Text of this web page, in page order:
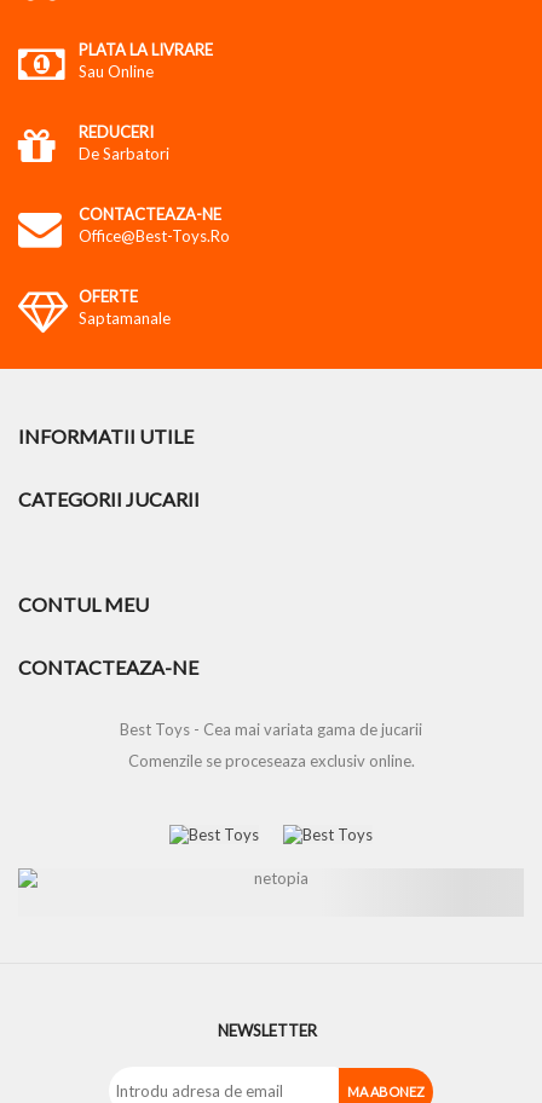
PLATA LA LIVRARE
Sau Online
REDUCERI
De Sarbatori
CONTACTEAZA-NE
Office@best-Toys.ro
OFERTE
Saptamanale
INFORMATII UTILE
CATEGORII JUCARII
CONTUL MEU
CONTACTEAZA-NE
Best Toys - Cea mai variata gama de jucarii
Comenzile se proceseaza exclusiv online.
NEWSLETTER